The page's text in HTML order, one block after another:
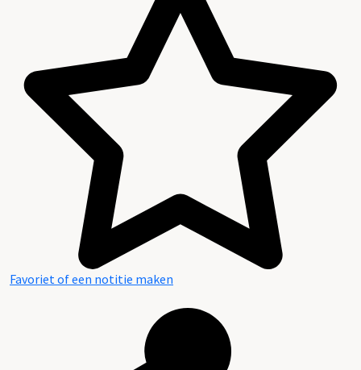
Favoriet of een notitie maken